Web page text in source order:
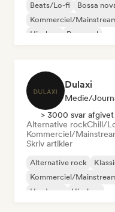
Beats/Lo-fi Bossa
Kommerciel/
Hip-hop
Pop-soul
Dulaxi
Medie/
> 3000 svar afgivet
Alternative rockChill/
Kommerciel/
Skriv artikler
Alternative rock
Kommerciel/
Hardcore
Hip-hop